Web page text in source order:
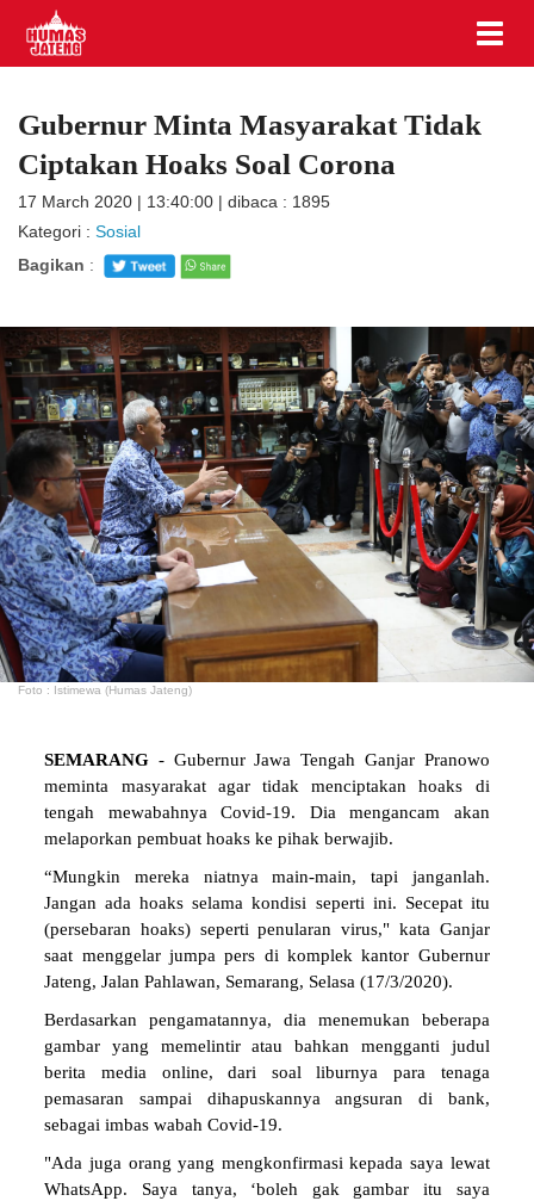
Gubernur Minta Masyarakat Tidak
Ciptakan Hoaks Soal Corona
17 March 2020 | 13:40:00 | dibaca : 1895
Kategori : Sosial
Bagikan :
Foto : Istimewa (Humas Jateng)
SEMARANG - Gubernur Jawa Tengah Ganjar Pranowo
meminta masyarakat agar tidak menciptakan hoaks di
tengah mewabahnya Covid-19. Dia mengancam akan
melaporkan pembuat hoaks ke pihak berwajib.
“Mungkin mereka niatnya main-main, tapi janganlah.
Jangan ada hoaks selama kondisi seperti ini. Secepat itu
(persebaran hoaks) seperti penularan virus," kata Ganjar
saat menggelar jumpa pers di komplek kantor Gubernur
Jateng, Jalan Pahlawan, Semarang, Selasa (17/3/2020).
Berdasarkan pengamatannya, dia menemukan beberapa
gambar yang memelintir atau bahkan mengganti judul
berita media online, dari soal liburnya para tenaga
pemasaran sampai dihapuskannya angsuran di bank,
sebagai imbas wabah Covid-19.
"Ada juga orang yang mengkonfirmasi kepada saya lewat
WhatsApp. Saya tanya, ‘boleh gak gambar itu saya